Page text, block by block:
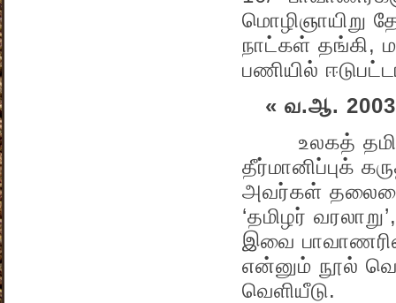
மொழிஞாயிறு
நாட்கள் தங்கி,
பணியில்
« வ.ஆ. 2003
உலகத்
தீர்மானிப்புக்
அவர்கள்
‘தமிழர்
இவை
என்னும் நூல்
வெளியீடு.